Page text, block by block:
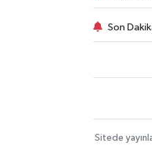
Son
Sitede